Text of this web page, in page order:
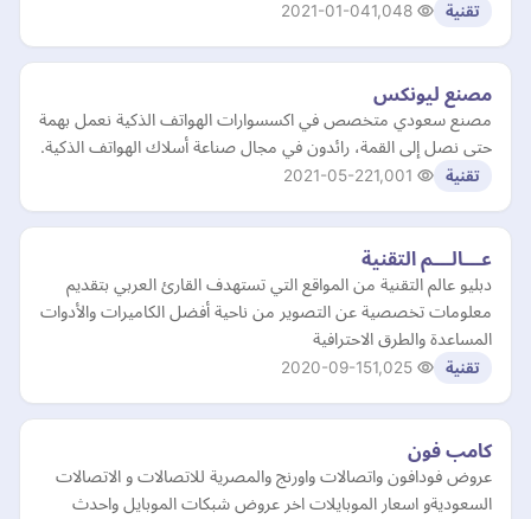
تقنية 2021-01-04
مصنع ليونكس
مصنع سعودي متخصص في اكسسوارات الهواتف الذكية نعمل بهمة
حتى نصل إلى القمة، رائدون في مجال صناعة أسلاك الهواتف الذكية.
تقنية 2021-05-22
عـــالـــم التقنية
دبليو عالم التقنية من المواقع التي تستهدف القارئ العربي بتقديم
معلومات تخصصية عن التصوير من ناحية أفضل الكاميرات والأدوات
المساعدة والطرق الاحترافية
تقنية 2020-09-15
كامب فون
عروض فودافون واتصالات واورنج والمصرية للاتصالات و الاتصالات
السعوديةو اسعار الموبايلات اخر عروض شبكات الموبايل واحدث